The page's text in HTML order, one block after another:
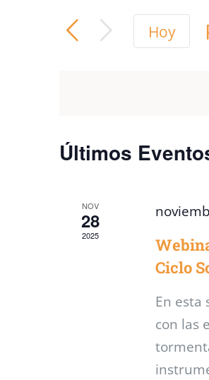
de
búsqueda
de
clave.
palabra
clave.
Hoy
Últimos
NOV
28
2025
Ciclo
En esta
con las